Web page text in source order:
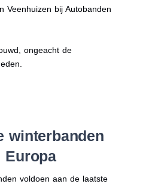
Veenhuizen bij Autobanden
ongeacht de
winterbanden
Europa
voldoen aan de laatste